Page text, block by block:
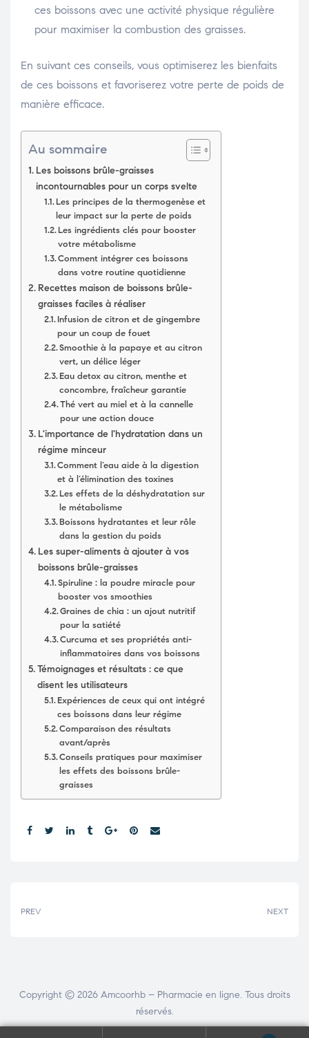
ces boissons avec une activité physique régulière
pour maximiser la combustion des graisses.
En suivant ces conseils, vous optimiserez les bienfaits
de ces boissons et favoriserez votre perte de poids de
manière efficace.
Au sommaire
Les boissons brûle-graisses
incontournables pour un corps svelte
Les principes de la thermogenèse et
leur impact sur la perte de poids
Les ingrédients clés pour booster
votre métabolisme
Comment intégrer ces boissons
dans votre routine quotidienne
Recettes maison de boissons brûle-
graisses faciles à réaliser
Infusion de citron et de gingembre
pour un coup de fouet
Smoothie à la papaye et au citron
vert, un délice léger
Eau detox au citron, menthe et
concombre, fraîcheur garantie
Thé vert au miel et à la cannelle
pour une action douce
L'importance de l'hydratation dans un
régime minceur
Comment l’eau aide à la digestion
et à l’élimination des toxines
Les effets de la déshydratation sur
le métabolisme
Boissons hydratantes et leur rôle
dans la gestion du poids
Les super-aliments à ajouter à vos
boissons brûle-graisses
Spiruline : la poudre miracle pour
booster vos smoothies
Graines de chia : un ajout nutritif
pour la satiété
Curcuma et ses propriétés anti-
inflammatoires dans vos boissons
Témoignages et résultats : ce que
disent les utilisateurs
Expériences de ceux qui ont intégré
ces boissons dans leur régime
Comparaison des résultats
avant/après
Conseils pratiques pour maximiser
les effets des boissons brûle-
graisses
PREV NEXT
Copyright © 2026 Amcoorhb– Pharmacie en ligne. Tous droits
réservés.